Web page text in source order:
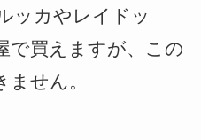
ッカやレイドッ
で買えますが、この
せん。